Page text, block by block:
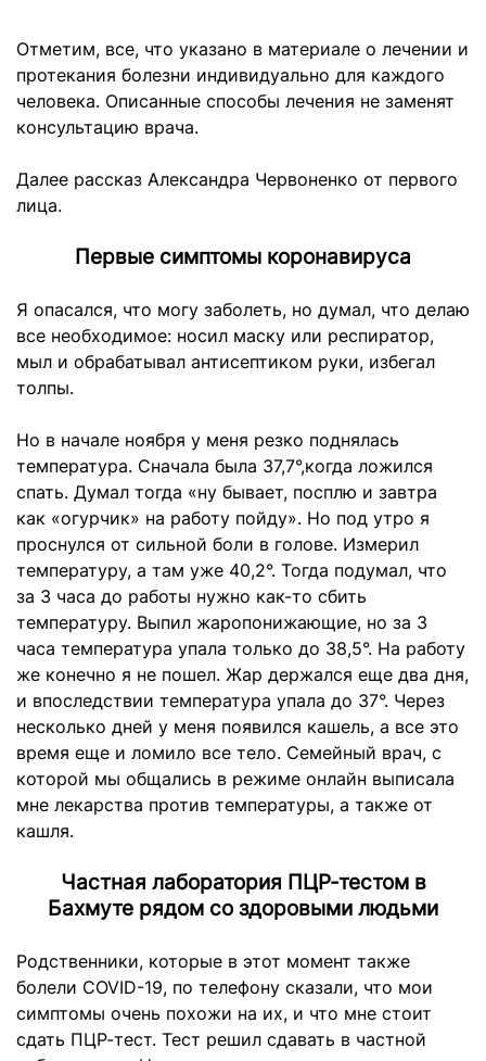
Отметим, все, что указано в материале о лечении и
протекания болезни индивидуально для каждого
человека. Описанные способы лечения не заменят
консультацию врача.
Далее рассказ Александра Червоненко от первого
лица.
Первые симптомы коронавируса
Я опасался, что могу заболеть, но думал, что делаю
все необходимое: носил маску или респиратор,
мыл и обрабатывал антисептиком руки, избегал
толпы.
Но в начале ноября у меня резко поднялась
температура. Сначала была 37,7°,когда ложился
спать. Думал тогда «ну бывает, посплю и завтра
как «огурчик» на работу пойду». Но под утро я
проснулся от сильной боли в голове. Измерил
температуру, а там уже 40,2°. Тогда подумал, что
за 3 часа до работы нужно как-то сбить
температуру. Выпил жаропонижающие, но за 3
часа температура упала только до 38,5°. На работу
же конечно я не пошел. Жар держался еще два дня,
и впоследствии температура упала до 37°. Через
несколько дней у меня появился кашель, а все это
время еще и ломило все тело. Семейный врач, с
которой мы общались в режиме онлайн выписала
мне лекарства против температуры, а также от
кашля.
Частная лаборатория ПЦР-тестом в
Бахмуте рядом со здоровыми людьми
Родственники, которые в этот момент также
болели COVID-19, по телефону сказали, что мои
симптомы очень похожи на их, и что мне стоит
сдать ПЦР-тест. Тест решил сдавать в частной